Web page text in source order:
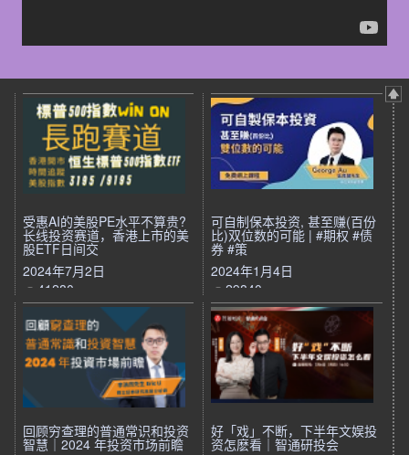
受惠AI的美股PE水平不算贵?
长线投资赛道，香港上市的美
股ETF日间交
2024年7月2日
41280
可自制保本投资, 甚至赚(百份
比)双位数的可能 | #期权 #债
券 #策
2024年1月4日
29840
回顾穷查理的普通常识和投资
智慧｜2024 年投资市场前瞻
好「戏」不断，下半年文娱投
资怎麽看｜智通研投会